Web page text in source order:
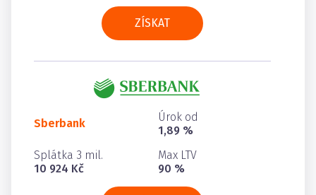
ZÍSKAT
Sberbank
Úrok od
1,89 %
Splátka 3 mil.
10 924 Kč
Max LTV
90 %